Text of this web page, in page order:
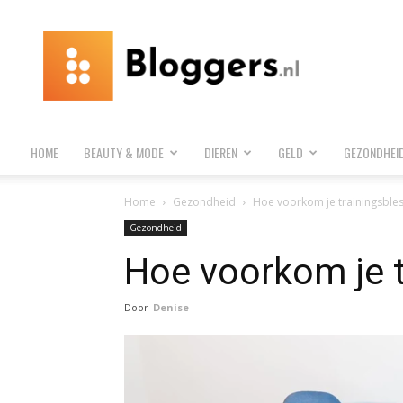
HOME BEAUTY & MODE DIEREN GELD
Home Gezondheid Hoe voorkom je
Gezondheid
Hoe voorkom je
Door Denise -